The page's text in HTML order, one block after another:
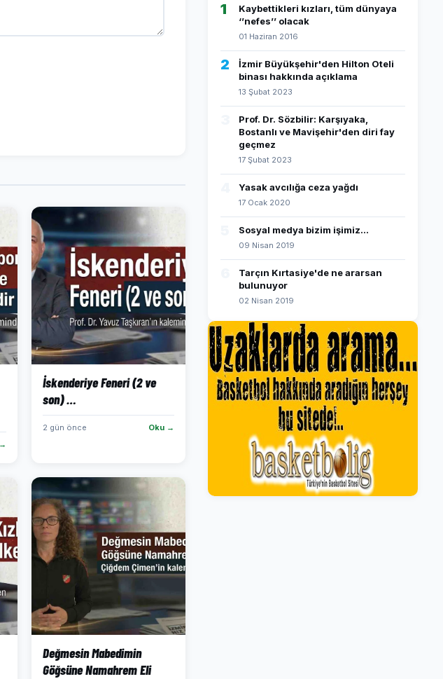
İskenderiye Feneri (2 ve
son) …
2 gün önce Oku →
Değmesin Mabedimin
Göğsüne Namahrem Eli
1
Kaybettikleri kızları, tüm dünyaya
‘’nefes’’ olacak
01 Haziran 2016
2
İzmir Büyükşehir'den Hilton Oteli
binası hakkında açıklama
13 Şubat 2023
Prof. Dr. Sözbilir: Karşıyaka,
Bostanlı ve Mavişehir'den diri fay
geçmez
17 Şubat 2023
Yasak avcılığa ceza yağdı
17 Ocak 2020
Sosyal medya bizim işimiz...
09 Nisan 2019
Tarçın Kırtasiye'de ne ararsan
bulunuyor
02 Nisan 2019